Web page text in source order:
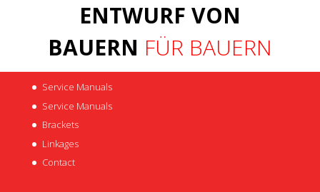
ENTWURF VON
BAUERN FÜR BAUERN
Service Manuals
Service Manuals
Brackets
Linkages
Contact